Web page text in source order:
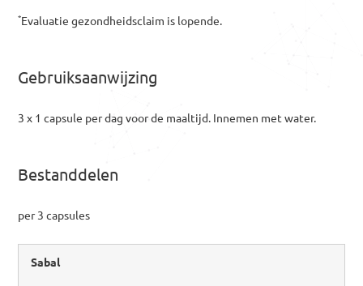
*Evaluatie gezondheidsclaim is lopende.
Gebruiksaanwijzing
3 x 1 capsule per dag voor de maaltijd. Innemen met water.
Bestanddelen
per 3 capsules
Sabal